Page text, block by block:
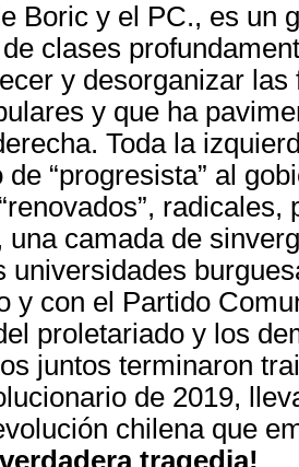
Boric y el PC., es un
clases
y desorganizar
y que ha
Toda la
“progresista” al
radicales,
una camada de
universidades
y con el Partido
proletariado y los
juntos terminaron
de 2019,
chilena que
tragedia!